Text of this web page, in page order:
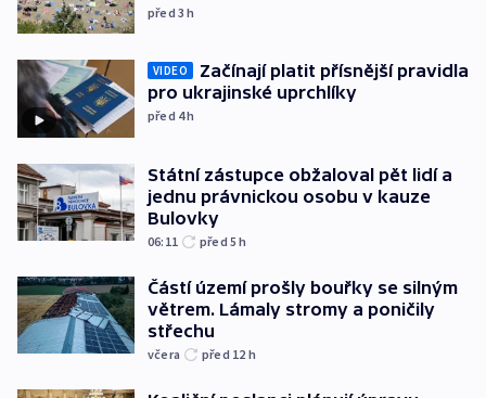
před 3h
VIDEO
Začínají platit přísnější pravidla
pro ukrajinské uprchlíky
před 4h
Státní zástupce obžaloval pět lidí a
jednu právnickou osobu v kauze
Bulovky
06:11 před 5h
Částí území prošly bouřky se silným
větrem. Lámaly stromy a poničily
střechu
včera před 12 h